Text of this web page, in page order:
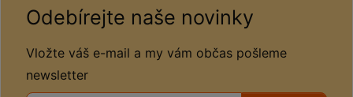
Odebírejte naše novinky
Vložte váš e-mail a my vám občas pošleme
newsletter